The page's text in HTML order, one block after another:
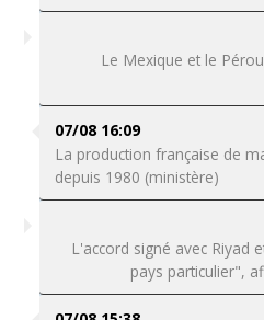
Le Mexique et le
07/08 16:09
La production française de
depuis 1980 (ministère)
L'accord signé avec Riyad
pays particulier",